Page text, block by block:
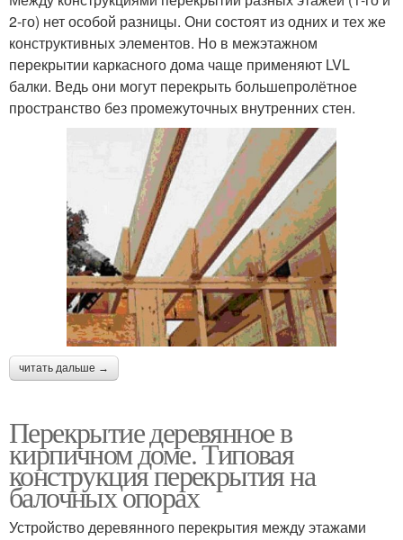
2-го) нет особой разницы. Они состоят из одних и тех же
конструктивных элементов. Но в межэтажном
перекрытии каркасного дома чаще применяют LVL
балки. Ведь они могут перекрыть большепролётное
пространство без промежуточных внутренних стен.
читать дальше →
Перекрытие деревянное в
кирпичном доме. Типовая
конструкция перекрытия на
балочных опорах
Устройство деревянного перекрытия между этажами